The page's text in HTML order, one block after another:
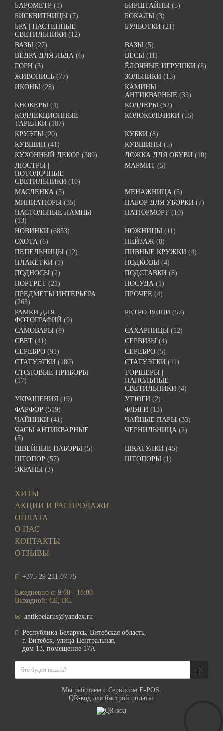
БАРОМЕТР (1) БИРШТАЙНЫ (5)
БИСКВИТНИЦЫ (7) БОКАЛЫ (3)
БРА | НАСТЕННЫЕ
СВЕТИЛЬНИКИ (12)
БУЛЬОТКИ (21)
ВАЗЫ (27) ВАЗЫ (5)
ВЕДРА ДЛЯ ЛЬДА (6) ВЕСЫ (11)
ГОРН (3) ЁЛОЧНЫЕ ИГРУШКИ (8)
ЖИВОПИСЬ (77) ЗОЛЬНИКИ (15)
ИКОНЫ (28)
КАМИНЫ
АНТИКВАРНЫЕ (33)
КНОКЕРЫ (4) КОДЛЕРЫ (52)
КОЛЛЕКЦИОННЫЕ
ТАРЕЛКИ (187)
КОЛОКОЛЬЧИКИ (55)
КРУЭТЫ (20) КУБКИ (8)
КУВШИН (41) КУВШИНЫ (5)
КУХОННЫЙ ДЕКОР (389) ЛОЖКА ДЛЯ ОБУВИ (10)
ЛЮСТРЫ |
ПОТОЛОЧНЫЕ
СВЕТИЛЬНИКИ (10)
МАРМИТ (5)
МАСЛЕНКА (5) МЕНАЖНИЦА (5)
МИНИАТЮРЫ (35) НАБОР ДЛЯ УБОРКИ (7)
НАСТОЛЬНЫЕ ЛАМПЫ
(13)
НАТЮРМОРТ (10)
НОВИНКИ (6853) НОЖНИЦЫ (11)
ОХОТА (6) ПЕЙЗАЖ (8)
ПЕПЕЛЬНИЦЫ (12) ПИВНЫЕ КРУЖКИ (4)
ПЛАКЕТКИ (1) ПОДКОВЫ (4)
ПОДНОСЫ (2) ПОДСТАВКИ (8)
ПОРТРЕТ (21) ПОСУДА (1)
ПРЕДМЕТЫ ИНТЕРЬЕРА
(263)
ПРОЧЕЕ (4)
РАМКИ ДЛЯ
ФОТОГРАФИЙ (9)
РЕТРО-ВЕЩИ (57)
САМОВАРЫ (8) САХАРНИЦЫ (12)
СВЕТ (41) СЕРВИЗЫ (4)
СЕРЕБРО (91) СЕРЕБРО (5)
СТАТУЭТКИ (180) СТАТУЭТКИ (11)
СТОЛОВЫЕ ПРИБОРЫ
(17)
ТОРШЕРЫ |
НАПОЛЬНЫЕ
СВЕТИЛЬНИКИ (4)
УКРАШЕНИЯ (19) УТЮГИ (2)
ФАРФОР (519) ФЛЯГИ (13)
ЧАЙНИКИ (41) ЧАЙНЫЕ ПАРЫ (33)
ЧАСЫ АНТИКВАРНЫЕ
(5)
ЧЕРНИЛЬНИЦА (2)
ШВЕЙНЫЕ НАБОРЫ (5) ШКАТУЛКИ (45)
ШТОПОР (57) ШТОПОРЫ (1)
ЭКРАНЫ (3)
ХИТЫ
АКЦИИ И РАСПРОДАЖИ
ОПЛАТА
О НАС
КОНТАКТЫ
ОТЗЫВЫ
+375 29 211 07 75
Ежедневно с: 9:00 - 18:00.
Выходной: СБ, ВС.
antikbelarus@yandex.ru
Республика Беларусь, Витебская область,
г. Витебск, улица Центральная,
дом 13, помещение 17А
Мы работаем с Сервисом E-POS.
QR-код для быстрой оплаты: